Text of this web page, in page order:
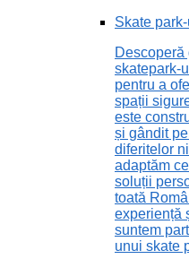
Skate
Descoperă
skatepark-
pentru a
spații
este
și gândit
diferitelor
adaptăm
soluții
toată
experiență
suntem
unui skate